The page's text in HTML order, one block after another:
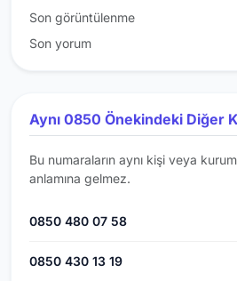
Son görüntülenme
Son yorum
Aynı 0850 Önekindeki Diğer
Bu numaraların aynı kişi veya
anlamına gelmez.
0850 480 07 58
0850 430 13 19